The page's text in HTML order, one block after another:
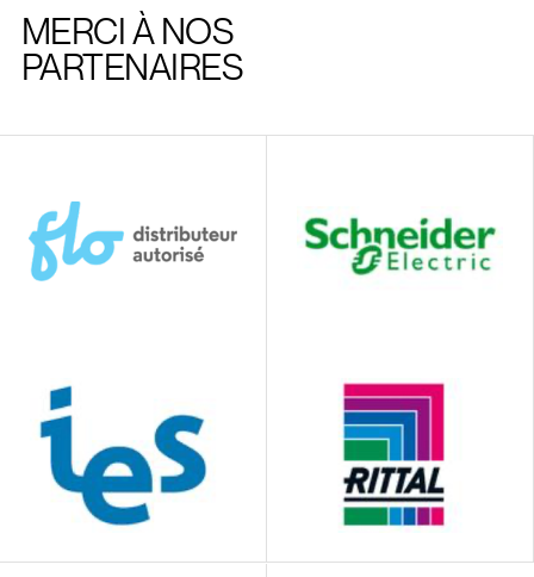
MERCI À NOS
PARTENAIRES